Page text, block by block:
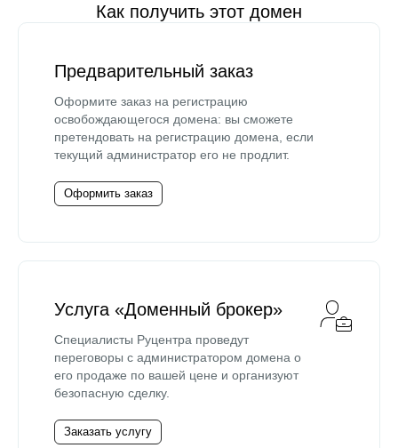
Как получить этот домен
Предварительный заказ
Оформите заказ на регистрацию
освобождающегося домена: вы сможете
претендовать на регистрацию домена, если
текущий администратор его не продлит.
Оформить заказ
Услуга «Доменный брокер»
Специалисты Руцентра проведут
переговоры с администратором домена о
его продаже по вашей цене и организуют
безопасную сделку.
Заказать услугу